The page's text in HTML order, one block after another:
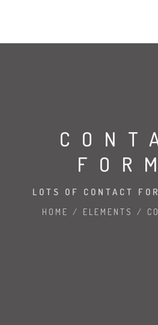
WIE GINGEN ER VOOR
LOTS OF CONTACT
HOME / ELEMENTS /